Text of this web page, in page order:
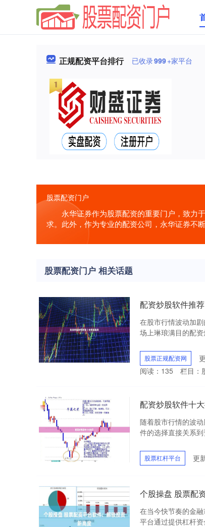
正规配资平台排行 已收录999+家平台
股票配资门户
永华证券作为股票配资的重要门户，致力
求。此外，作为专业的配资公司，永华证券不
股票配资门户 相关话题
配资炒股软件推
在股市行情波动加
场上琳琅满目的配
股票正规配资网
阅读： 135 栏目：
配资炒股软件十
随着股市行情的波
件的选择直接关系
股票杠杆平台 更
个股操盘 股票配
在当今快节奏的金
平台通过提供杠杆